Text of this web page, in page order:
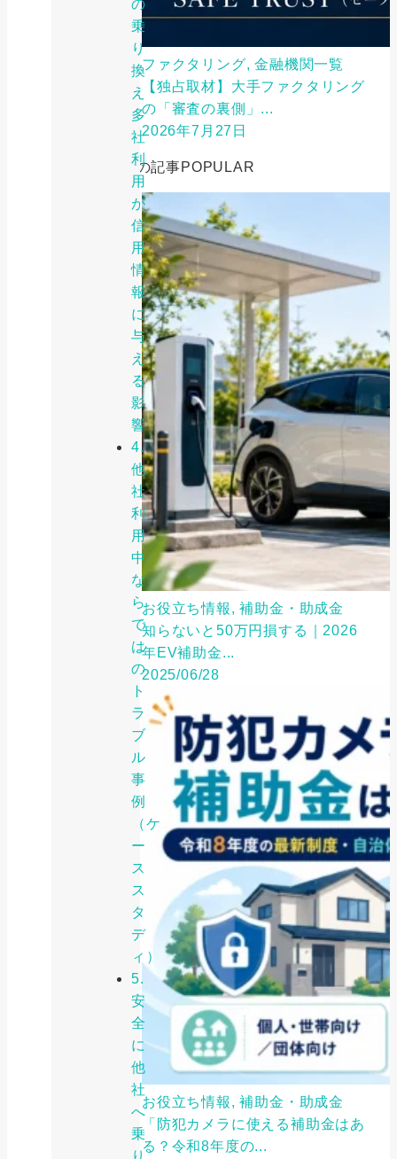
の
乗
り
換
え・
多
社
利
用
が
信
用
情
報
に
与
え
る
影
響
4.
他
社
利
用
中
な
ら
で
は
の
ト
ラ
ブ
ル
事
例
（ケ
ー
ス
ス
タ
デ
ィ）
5.
安
全
に
他
社
へ
乗
り
ファクタリング, 金融機関一覧
【独占取材】大手ファクタリング
の「審査の裏側」...
2026年7月27日
人気の記事POPULAR
お役立ち情報, 補助金・助成金
知らないと50万円損する｜2026
年EV補助金...
2025/06/28
お役立ち情報, 補助金・助成金
「防犯カメラに使える補助金はあ
る？令和8年度の...